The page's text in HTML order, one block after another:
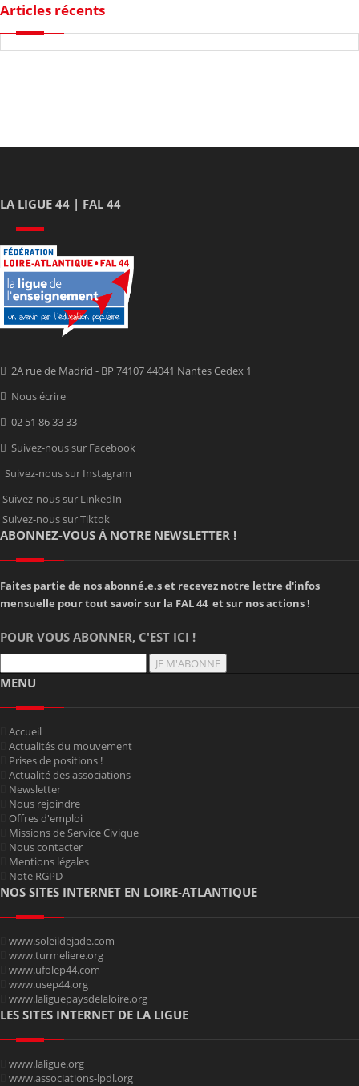
Articles récents
LA LIGUE 44 | FAL 44
2A rue de Madrid - BP 74107 44041 Nantes Cedex 1
Nous écrire
02 51 86 33 33
Suivez-nous sur Facebook
Suivez-nous sur Instagram
Suivez-nous sur LinkedIn
Suivez-nous sur Tiktok
ABONNEZ-VOUS À NOTRE NEWSLETTER !
Faites partie de nos abonné.e.s et recevez notre lettre d'infos
mensuelle pour tout savoir sur la FAL 44 et sur nos actions !
POUR VOUS ABONNER, C'EST ICI !
JE M'ABONNE
MENU
Accueil
Actualités du mouvement
Prises de positions !
Actualité des associations
Newsletter
Nous rejoindre
Offres d'emploi
Missions de Service Civique
Nous contacter
Mentions légales
Note RGPD
NOS SITES INTERNET EN LOIRE-ATLANTIQUE
www.soleildejade.com
www.turmeliere.org
www.ufolep44.com
www.usep44.org
www.laliguepaysdelaloire.org
LES SITES INTERNET DE LA LIGUE
www.laligue.org
www.associations-lpdl.org